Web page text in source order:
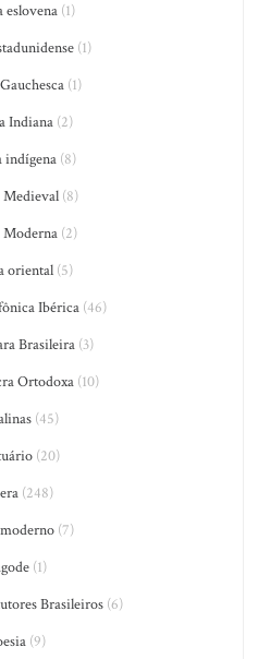
eslovena(1)
(1)
(1)
Indiana(2)
indígena(8)
(8)
(2)
oriental (5)
Ibérica(46)
Brasileira (3)
Ortodoxa (10)
(45)
(20)
(248)
(7)
(1)
Brasileiros(6)
(9)